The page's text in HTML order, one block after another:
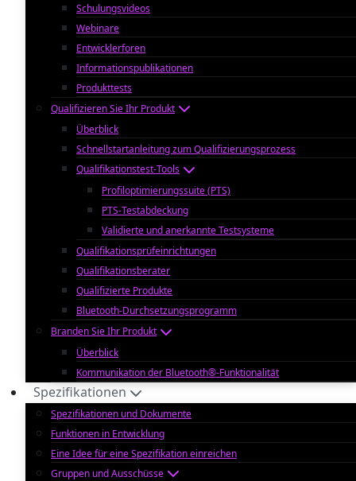
Schulungsvideos
Webinare
Entwicklerforen
Informationspublikationen
Produkttests
Qualifizieren Sie Ihr Produkt
Überblick
Schnellstartanleitung zum Qualifizierungsprozess
Qualifikationstest-Tools
Profiloptimierungssuite (PTS)
PTS-Testabdeckung
Validierte und anerkannte Testsysteme
Qualifikationsprüfeinrichtungen
Qualifikationsberater
Qualifizierte Produkte
Bluetooth-Durchsetzungsprogramm
Branden Sie Ihr Produkt
Überblick
Kommunikation der Bluetooth®-Funktionalität
Spezifikationen
Spezifikationen und Dokumente
Funktionen in Entwicklung
Eine Idee für eine Spezifikation einreichen
Gruppen und Ausschüsse